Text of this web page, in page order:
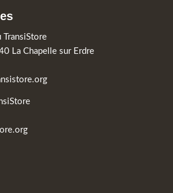
TransiStore
La Chapelle sur Erdre